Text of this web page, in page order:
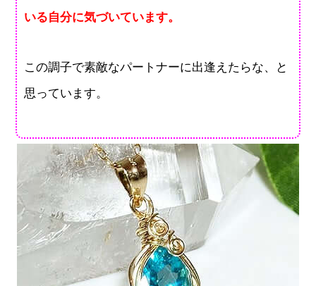
いる自分に気づいています。
この調子で素敵なパートナーに出逢えたらな、と
思っています。